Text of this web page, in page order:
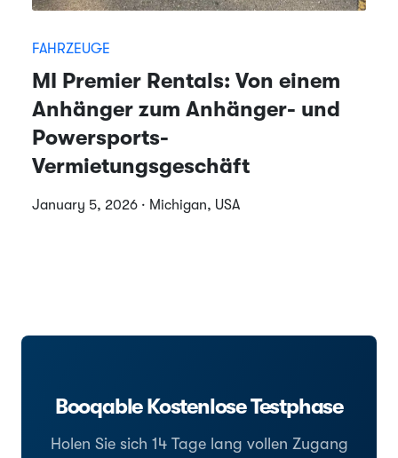
FAHRZEUGE
MI Premier Rentals: Von einem
Anhänger zum Anhänger- und
Powersports-
Vermietungsgeschäft
January 5, 2026 · Michigan, USA
Booqable Kostenlose Testphase
Holen Sie sich 14 Tage lang vollen Zugang